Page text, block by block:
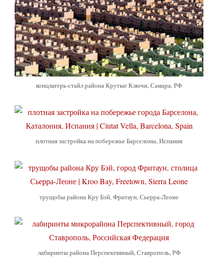
концлагерь-стайл района Крутые Ключи, Самара, РФ
плотная застройка на побережье Барселоны, Испания
трущобы района Кру Бэй, Фритаун, Сьерра-Леоне
лабиринты района Перспективный, Ставрополь, РФ